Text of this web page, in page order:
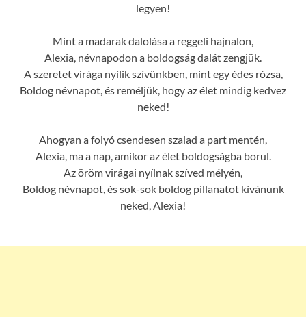
legyen!
Mint a madarak dalolása a reggeli hajnalon,
Alexia, névnapodon a boldogság dalát zengjük.
A szeretet virága nyílik szívünkben, mint egy édes rózsa,
Boldog névnapot, és reméljük, hogy az élet mindig kedvez
neked!
Ahogyan a folyó csendesen szalad a part mentén,
Alexia, ma a nap, amikor az élet boldogságba borul.
Az öröm virágai nyílnak szíved mélyén,
Boldog névnapot, és sok-sok boldog pillanatot kívánunk
neked, Alexia!